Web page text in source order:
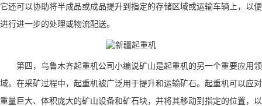
它还可以协助将半成品或成品提升到指定的存储区域或运输车辆上，以便
进行进一步的处理或物流配送。
第四， 乌鲁木齐起重机公司小编说矿山是起重机的另一个重要应用领
域。在采矿过程中，起重机被广泛用于提升和运输矿石。起重机可以应对
重量巨大、体积庞大的矿山设备和矿石块，并将其移动到指定的位置，以